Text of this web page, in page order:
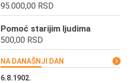
95.000,00 RSD
Pomoć starijim ljudima
500,00 RSD
NA DANAŠNJI DAN
6.8.1902.